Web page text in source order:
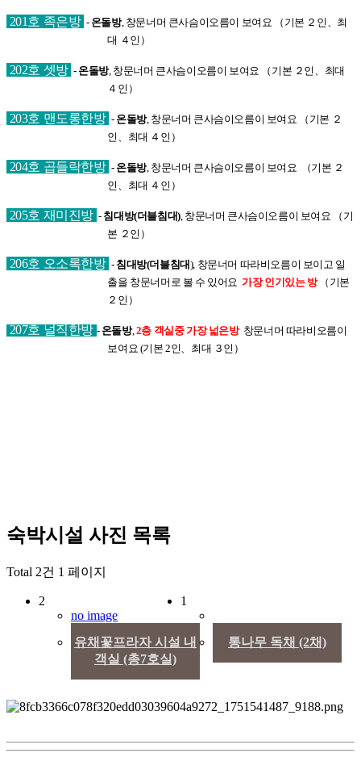
201호 족은방 - 온돌방, 창문너머 큰사슴이오름이 보여요 （기본 ２인、최
대 ４인）
202호 셋방 - 온돌방, 창문너머 큰사슴이오름이 보여요
（기본 ２인、최대
４인）
203호 맨도롱한방 - 온돌방, 창문너머 큰사슴이오름이 보여요
（기본 ２
인、최대 ４인）
204호 곱들락한방 - 온돌방, 창문너머 큰사슴이오름이 보여요
（기본 ２
인、최대 ４인）
205호 재미진방 - 침대방(더블침대), 창문너머 큰사슴이오름이 보여요
（기
본 ２인）
206호 오소록한방 - 침대방(더블침대), 창문너머 따라비오름이 보이고 일
출을 창문너머로 볼 수 있어요가장 인기있는 방
（기본
２인）
207호 널직한방 - 온돌방,2층 객실중 가장 넓은방창문너머 따라비오름이
보여요 (기본 2인、최대 ３인）
숙박시설 사진 목록
Total 2건 1 페이지
2
no image
유채꽃프라자 시설 내
객실 (총7호실)
1
통나무 독채 (2채)